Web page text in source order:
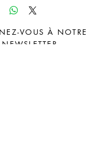
VOUS À NOTRE
NEWSLETTER